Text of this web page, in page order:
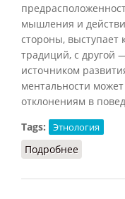
мышления и
стороны, выступает
традиций, с другой
источником
ментальности
отклонениям в
Tags:
Этнология
Подробнее